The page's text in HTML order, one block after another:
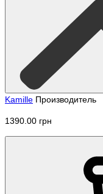
Kamille Производитель
1390.00 грн